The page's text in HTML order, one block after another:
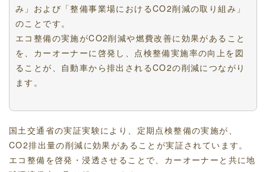
み」および「整備事業場におけるCO2削減の取り組み」
のことです。
エコ整備の実施がCO2削減や燃費改善に効果があること
を、カーオーナーに啓発し、点検整備実施率の向上を図
ることが、自動車から排出されるCO2の削減につながり
ます。
国土交通省の実証実験により、定期点検整備の実施が、
CO2排出量の削減に効果があることが実証されています。
エコ整備を啓発・浸透させることで、カーオーナーと共に地